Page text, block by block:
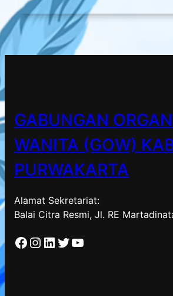
GABUNGAN
WANITA (GOW)
PURWAKARTA
Alamat Sekretariat:
Balai Citra Resmi, Jl. RE
Facebook Instagram LinkedIn Twitter YouTube